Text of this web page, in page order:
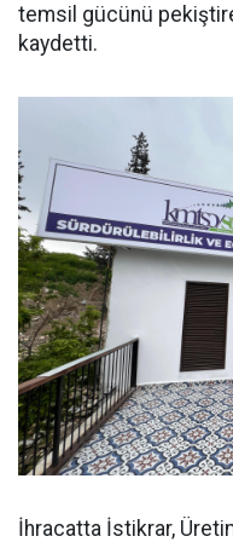
temsil gücünü
kaydetti.
İhracatta İstikrar,